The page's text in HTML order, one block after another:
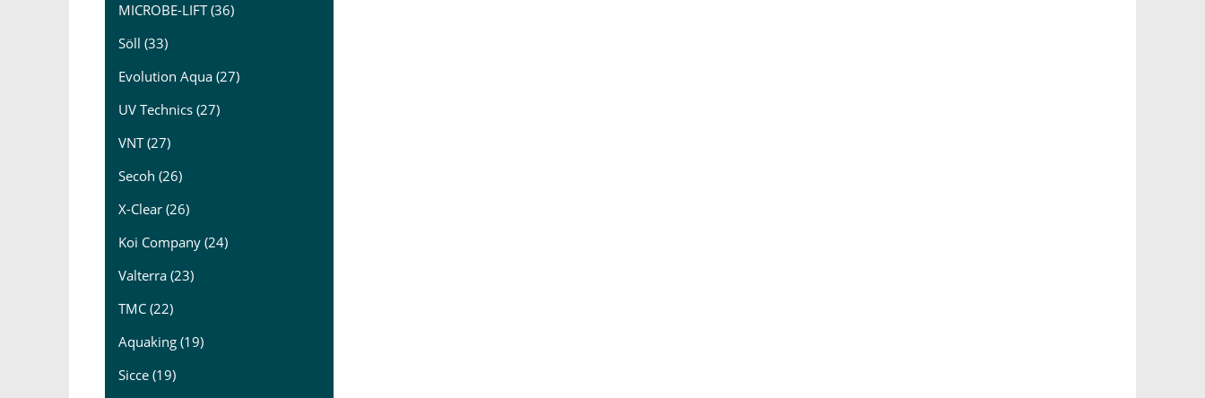
MICROBE-LIFT (36)
Söll (33)
Evolution Aqua (27)
UV Technics (27)
VNT (27)
Secoh (26)
X-Clear (26)
Koi Company (24)
Valterra (23)
TMC (22)
Aquaking (19)
Sicce (19)